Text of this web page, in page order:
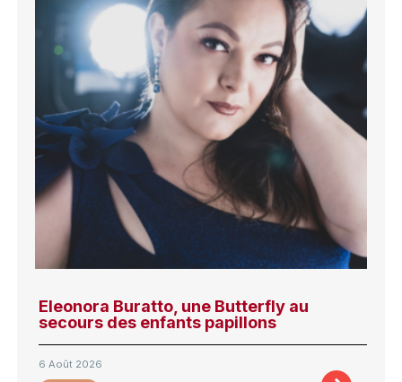
Eleonora Buratto, une Butterfly au
secours des enfants papillons
6 Août 2026